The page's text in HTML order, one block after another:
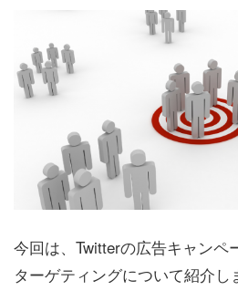
今回は、Twitterの広告キャンペ
ターゲティングについて紹介し